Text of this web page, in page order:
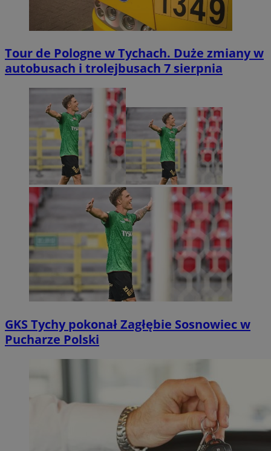
Tour de Pologne w Tychach. Duże zmiany w
autobusach i trolejbusach 7 sierpnia
GKS Tychy pokonał Zagłębie Sosnowiec w
Pucharze Polski